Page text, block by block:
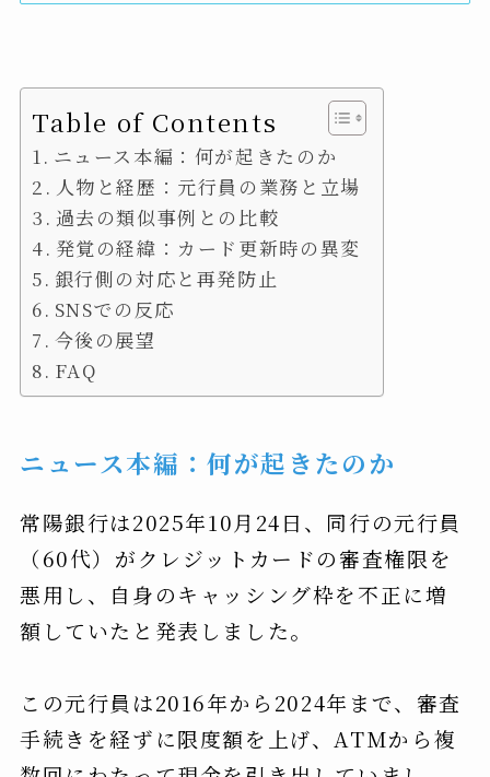
Table of Contents
ニュース本編：何が起きたのか
人物と経歴：元行員の業務と立場
過去の類似事例との比較
発覚の経緯：カード更新時の異変
銀行側の対応と再発防止
SNSでの反応
今後の展望
FAQ
ニュース本編：何が起きたのか
常陽銀行は2025年10月24日、同行の元行員
（60代）がクレジットカードの審査権限を
悪用し、自身のキャッシング枠を不正に増
額していたと発表しました。
この元行員は2016年から2024年まで、審査
手続きを経ずに限度額を上げ、ATMから複